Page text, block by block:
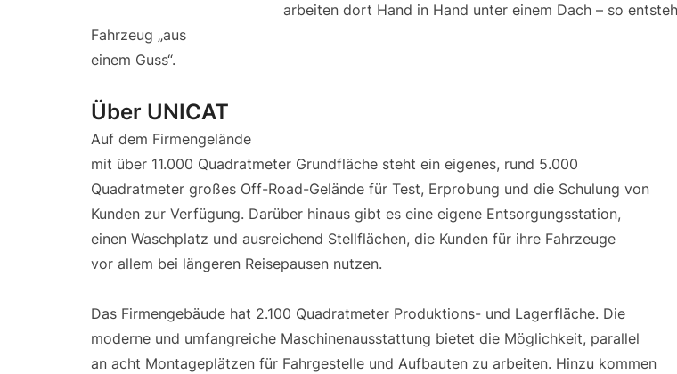
arbeiten dort Hand in Hand unter einem Dach – so
Fahrzeug „aus
einem Guss“.
Über UNICAT
Auf dem Firmengelände
mit über 11.000 Quadratmeter Grundfläche steht ein eigenes, rund 5.000
Quadratmeter großes Off-Road-Gelände für Test, Erprobung und die Schulung von
Kunden zur Verfügung. Darüber hinaus gibt es eine eigene Entsorgungsstation,
einen Waschplatz und ausreichend Stellflächen, die Kunden für ihre Fahrzeuge
vor allem bei längeren Reisepausen nutzen.
Das Firmengebäude hat 2.100 Quadratmeter Produktions- und Lagerfläche. Die
moderne und umfangreiche Maschinenausstattung bietet die Möglichkeit, parallel
an acht Montageplätzen für Fahrgestelle und Aufbauten zu arbeiten. Hinzu kommen